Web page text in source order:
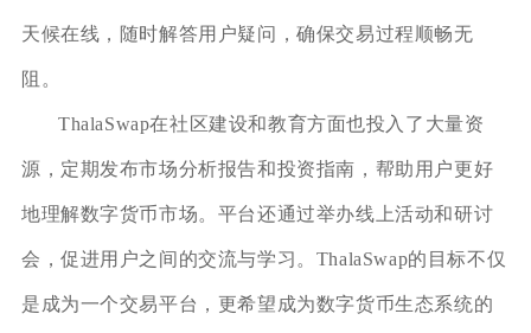
天候在线，随时解答用户疑问，确保交易过程顺畅无
阻。
ThalaSwap在社区建设和教育方面也投入了大量资
源，定期发布市场分析报告和投资指南，帮助用户更好
地理解数字货币市场。平台还通过举办线上活动和研讨
会，促进用户之间的交流与学习。ThalaSwap的目标不仅
是成为一个交易平台，更希望成为数字货币生态系统的